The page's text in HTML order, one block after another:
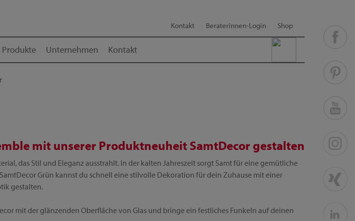
Kontakt Beraterinnen-Login Shop
Produkte Unternehmen Kontakt
mit unserer Produktneuheit SamtDecor gestalten
das Stil und Eleganz ausstrahlt. In der kalten Jahreszeit sorgt Samt für eine gemütliche
Grün kannst du schnell eine stilvolle Dekoration für dein Zuhause mit einer
gestalten.
mit der glänzenden Oberfläche von Glas und bringe ein festliches Funkeln auf deinen